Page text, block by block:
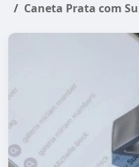
Caneta Prata com